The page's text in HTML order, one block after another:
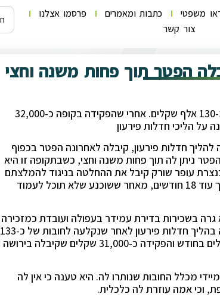
משפטי כתבות ומאמרים
פרסמו אצלנו
צור קשר
הפטר תוך פחות משנה וחצי
בת 30, גרושה, שמגדלת לבד ארבעה ילדים צברה חובות של יותר מ-130 אלף שקלים. אחרי שהפקידה בקופה כ-32,000
הליכי חדלות פירעון
של כ-133 אלף שקלים ונכנסה להליך חדלות פירעון, קיבלה לאחרונה הפטר בכפוף
ניתן לה תוך פחות משנה וחצי, כשבתקופה זו היא
השלום בנצרת עופר שורק קיבל את ההחלטה בניגוד להמלצתם
של הממונה על הליכי חדלות פירעון והנאמן, שביקשו להמשיך בהליך עוד 18 חודשים, מאחר ששוכנע שלא תוכל לעמוד
ה-30 גרושה ומגדלת לבד ארבעה ילדים בגילאי 2-7. היא גרה בשכירות בדירת עמידר בעפולה ועובדת כמזכירה
בעמותה תמורת כ-4,500 שקלים בחודש. בדצמבר 2020 היא פתחה בהליך חדלות פירעון לאחר שנקלעה לחובות של כ-133
אלף שקלים. מאז פתיחת ההליך היא שילמה לקופת הנושים 150 שקלים בחודש והפקידה כ-31,000 שקלים שקיבלה בירושה
מכלל החובות שנותרו לה. היא טענה כי אין לה
וכי אמה עוזרת לה כלכלית.